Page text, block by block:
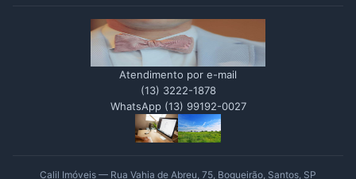
Atendimento por e-mail
(13) 3222-1878
WhatsApp (13) 99192-0027
Calil Imóveis — Rua Vahia de Abreu, 75, Boqueirão, Santos, SP